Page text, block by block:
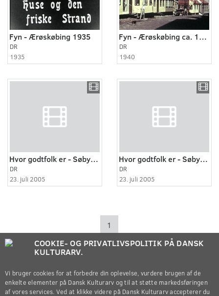
Fyn - Ærøskøbing 1935
DR
1935
Fyn - Ærøskøbing ca. 1940
DR
1940
Hvor godtfolk er - Søby 1:2
DR
23. juli 2005
Hvor godtfolk er - Søby 2:2
DR
23. juli 2005
1
COOKIE- OG PRIVATLIVSPOLITIK PÅ DANSK
KULTURARV.
Vi bruger cookies for at forbedre din oplevelse, vurdere brugen af de
enkelte elementer på Dansk Kulturarv og til at støtte markedsføringen
af vores services. Ved at klikke videre på Dansk Kulturarv accepterer du